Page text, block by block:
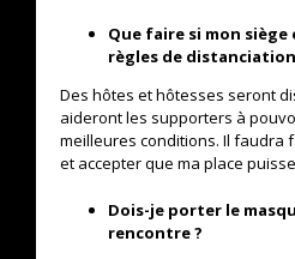
Que faire si mon siège
règles de
Des hôtes et hôtesses seront
aideront les supporters à
meilleures conditions. Il faudra
et accepter que ma place
Dois-je porter le
rencontre ?